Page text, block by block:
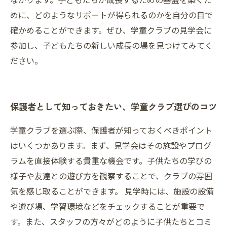
めに、どのようなサポートが得られるのかを自分の目で
確かめることができます。ぜひ、学童クラブの見学会に
参加し、子どもたちの新しい成長の場を見つけてみてく
ださい。
保護者として知っておきたい、学童クラブ選びのコツ
学童クラブを選ぶ際、保護者が知っておくべきポイント
はいくつかあります。まず、見学会はその施設やプログ
ラムを直接体験する貴重な機会です。子供たちの学びの
様子や友達との遊び方を観察することで、クラブの雰囲
気を感じ取ることができます。 見学時には、施設の設備
や遊び場、学習環境などをチェックすることが重要で
す。また、スタッフの方々がどのように子供たちとコミ